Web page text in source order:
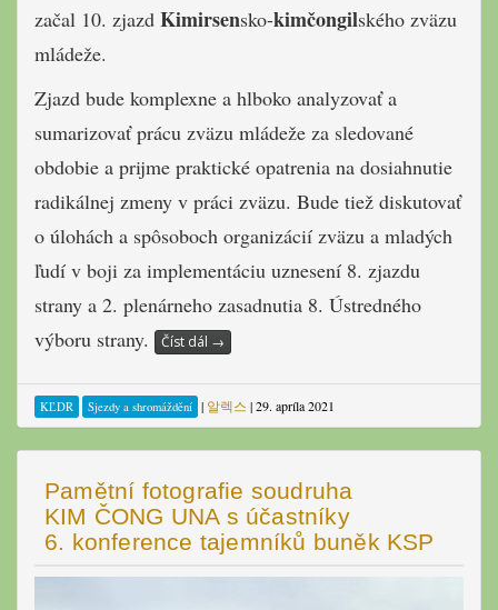
začal 10. zjazd Kimirsensko-kimčongilského zväzu
mládeže.
Zjazd bude komplexne a hlboko analyzovať a
sumarizovať prácu zväzu mládeže za sledované
obdobie a prijme praktické opatrenia na dosiahnutie
radikálnej zmeny v práci zväzu. Bude tiež diskutovať
o úlohách a spôsoboch organizácií zväzu a mladých
ľudí v boji za implementáciu uznesení 8. zjazdu
strany a 2. plenárneho zasadnutia 8. Ústredného
výboru strany.
Číst dál →
KĽDR Sjezdy a shromáždění | 알렉스 |29. apríla 2021
Pamětní fotografie soudruha
KIM ČONG UNA s účastníky
6. konference tajemníků buněk KSP